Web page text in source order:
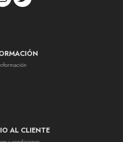
AL CLIENTE